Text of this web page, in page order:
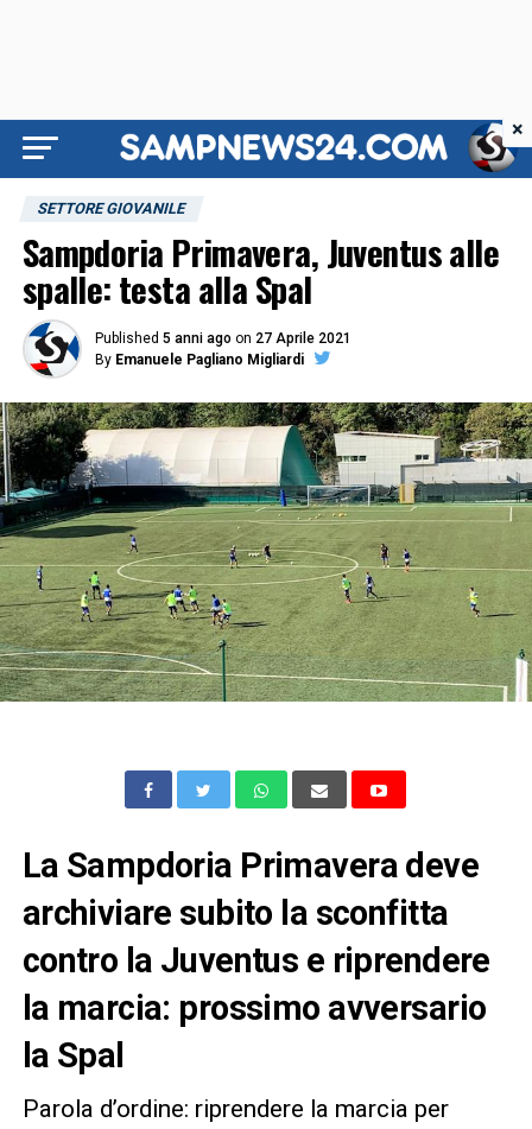
SETTORE GIOVANILE
Sampdoria Primavera, Juventus alle
spalle: testa alla Spal
Published 5 anni ago on 27 Aprile 2021
By Emanuele Pagliano Migliardi
La Sampdoria Primavera deve
archiviare subito la sconfitta
contro la Juventus e riprendere
la marcia: prossimo avversario
la Spal
Parola d’ordine: riprendere la marcia per
×